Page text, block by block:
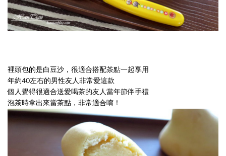
裡頭包的是白豆沙，很適合搭配茶點一起享用
年約40左右的男性友人非常愛這款
個人覺得很適合送愛喝茶的友人當年節伴手禮
泡茶時拿出來當茶點，非常適合唷！
西。